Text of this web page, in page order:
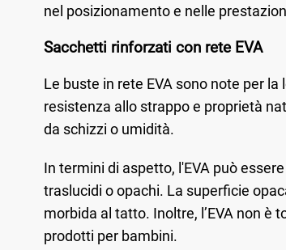
nel posizionamento e nelle
Sacchetti rinforzati con rete EVA
Le buste in rete EVA sono note per
resistenza allo strappo e proprietà
da schizzi o umidità.
In termini di aspetto, l'EVA può
traslucidi o opachi. La superficie
morbida al tatto. Inoltre, l’EVA non è
prodotti per bambini.